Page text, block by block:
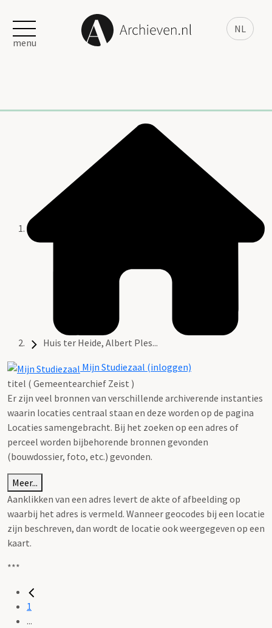
NL
menu
Huis ter Heide, Albert Ples...
Mijn Studiezaal (inloggen)
titel ( Gemeentearchief Zeist )
Er zijn veel bronnen van verschillende archiverende instanties
waarin locaties centraal staan en deze worden op de pagina
Locaties samengebracht. Bij het zoeken op een adres of
perceel worden bijbehorende bronnen gevonden
(bouwdossier, foto, etc.) gevonden.
Meer...
Aanklikken van een adres levert de akte of afbeelding op
waarbij het adres is vermeld. Wanneer geocodes bij een locatie
zijn beschreven, dan wordt de locatie ook weergegeven op een
kaart.
***
1
...